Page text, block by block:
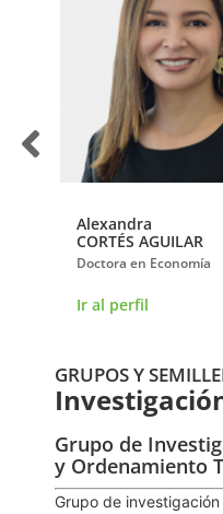
Alexandra
CORTÉS AGUILAR
Doctora en Economía
Ir al perfil
GRUPOS Y
Grupo de
y Ordenamiento
Grupo de investigación